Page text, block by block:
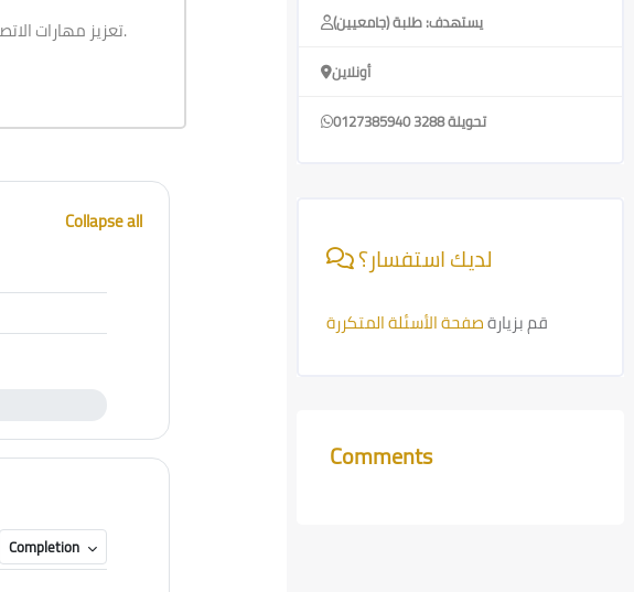
يستهدف: طلبة (جامعيين)
أونلاين
0127385940 تحويلة 3288
لديك استفسار؟
قم بزيارةصفحة الأسئلة المتكررة
Skip Comments
Comments
تعزيز مهارات الاتصال الفعال داخل البيئة الجامعية والاستفادة من الأنشطة الطلابية والتطوع في تنمية القدرات الشخصية.
Collapse all
Completion